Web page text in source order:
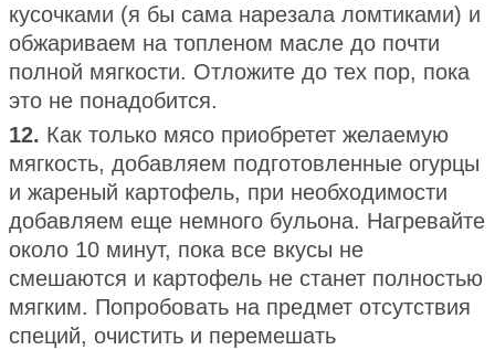
кусочками (я бы сама нарезала ломтиками) и
обжариваем на топленом масле до почти
полной мягкости. Отложите до тех пор, пока
это не понадобится.
12. Как только мясо приобретет желаемую
мягкость, добавляем подготовленные огурцы
и жареный картофель, при необходимости
добавляем еще немного бульона. Нагревайте
около 10 минут, пока все вкусы не
смешаются и картофель не станет полностью
мягким. Попробовать на предмет отсутствия
специй, очистить и перемешать